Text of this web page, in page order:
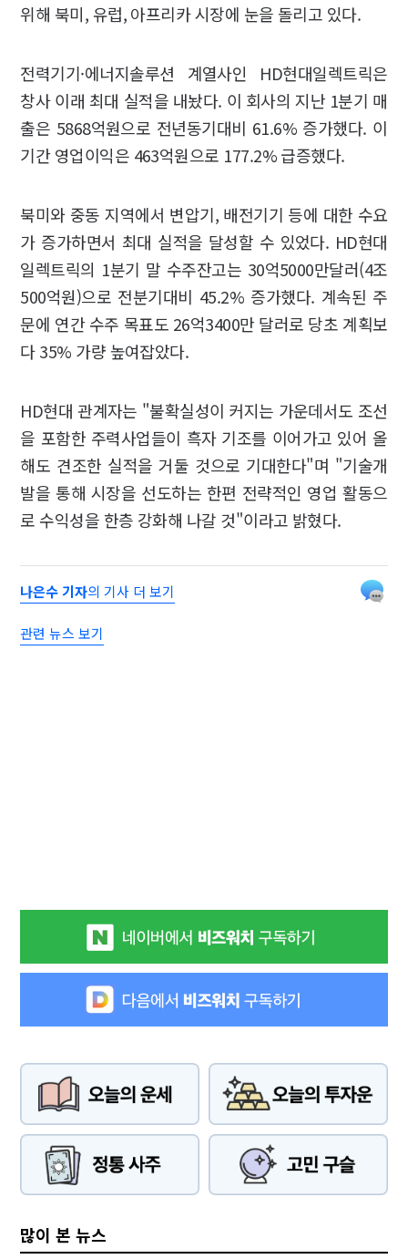
위해 북미, 유럽, 아프리카 시장에 눈을 돌리고 있다.
전력기기·에너지솔루션 계열사인 HD현대일렉트릭은
창사 이래 최대 실적을 내놨다. 이 회사의 지난 1분기 매
출은 5868억원으로 전년동기대비 61.6% 증가했다. 이
기간 영업이익은 463억원으로 177.2% 급증했다.
북미와 중동 지역에서 변압기, 배전기기 등에 대한 수요
가 증가하면서 최대 실적을 달성할 수 있었다. HD현대
일렉트릭의 1분기 말 수주잔고는 30억5000만달러(4조
500억원)으로 전분기대비 45.2% 증가했다. 계속된 주
문에 연간 수주 목표도 26억3400만 달러로 당초 계획보
다 35% 가량 높여잡았다.
HD현대 관계자는 "불확실성이 커지는 가운데서도 조선
을 포함한 주력사업들이 흑자 기조를 이어가고 있어 올
해도 견조한 실적을 거둘 것으로 기대한다"며 "기술개
발을 통해 시장을 선도하는 한편 전략적인 영업 활동으
로 수익성을 한층 강화해 나갈 것"이라고 밝혔다.
나은수 기자의 기사 더 보기
관련 뉴스 보기
많이 본 뉴스